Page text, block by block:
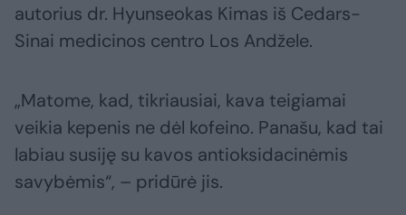
autorius dr. Hyunseokas Kimas iš Cedars-
Sinai medicinos centro Los Andžele.
„Matome, kad, tikriausiai, kava teigiamai
veikia kepenis ne dėl kofeino. Panašu, kad tai
labiau susiję su kavos antioksidacinėmis
savybėmis“, – pridūrė jis.